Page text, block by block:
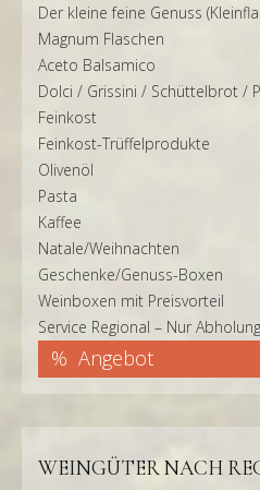
Der kleine feine Genuss
Magnum Flaschen
Aceto Balsamico
Dolci / Grissini / Schüttelbrot /
Feinkost
Feinkost-Trüffelprodukte
Olivenöl
Pasta
Kaffee
Natale/Weihnachten
Geschenke/Genuss-Boxen
Weinboxen mit Preisvorteil
Service Regional – Nur
Angebot
WEINGÜTER NACH